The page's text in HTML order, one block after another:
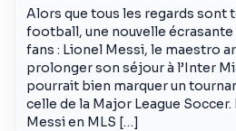
Alors que tous les regards sont
football, une nouvelle écrasante
fans : Lionel Messi, le maestro
prolonger son séjour à l’Inter
pourrait bien marquer un
celle de la Major League
Messi en MLS […]